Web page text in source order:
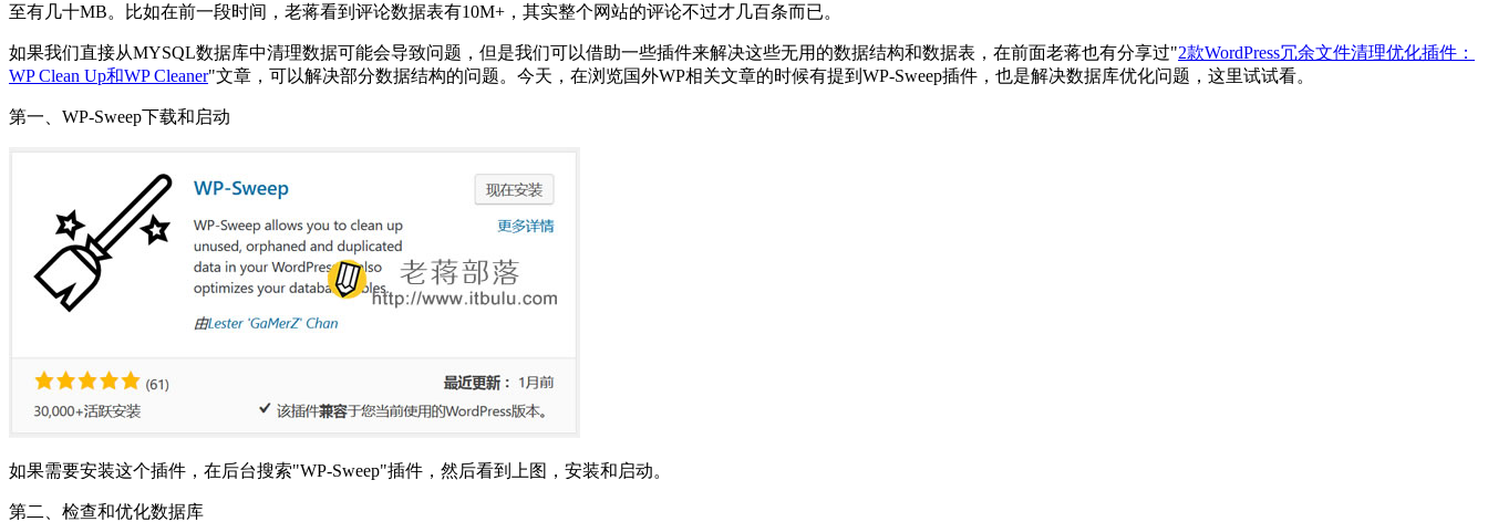
至有几十MB。比如在前一段时间，老蒋看到评论数据表有10M+，其实整个网站的评论不过才几百条而已。
如果我们直接从MYSQL数据库中清理数据可能会导致问题，但是我们可以借助一些插件来解决这些无用的数据结构和数据表，在前面老蒋也有分享过"2款WordPress冗余文件清理优化插件：
WP Clean Up和WP Cleaner"文章，可以解决部分数据结构的问题。今天，在浏览国外WP相关文章的时候有提到WP-Sweep插件，也是解决数据库优化问题，这里试试看。
第一、WP-Sweep下载和启动
如果需要安装这个插件，在后台搜索"WP-Sweep"插件，然后看到上图，安装和启动。
第二、检查和优化数据库